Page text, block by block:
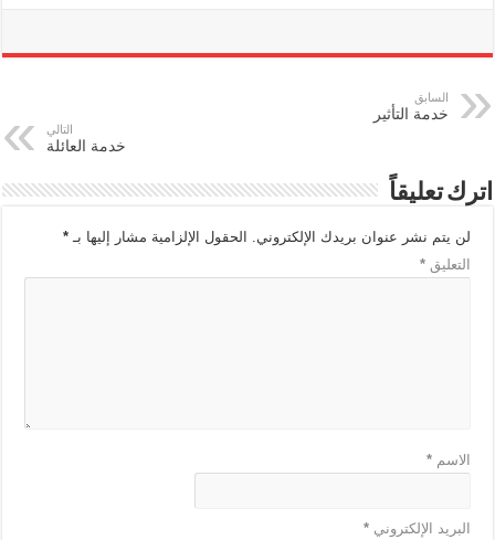
السابق
خدمة التأثير
التالي
خدمة العائلة
اترك تعليقاً
لن يتم نشر عنوان بريدك الإلكتروني. الحقول الإلزامية مشار إليها بـ*
التعليق*
الاسم*
البريد الإلكتروني*